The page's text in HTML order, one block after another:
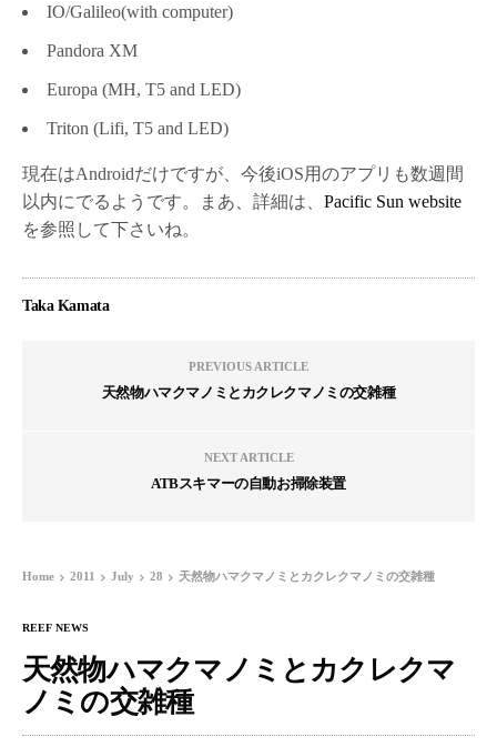
IO/Galileo(with computer)
Pandora XM
Europa (MH, T5 and LED)
Triton (Lifi, T5 and LED)
現在はAndroidだけですが、今後iOS用のアプリも数週間
以内にでるようです。まあ、詳細は、 Pacific Sun website
を参照して下さいね。
Taka Kamata
PREVIOUS ARTICLE
天然物ハマクマノミとカクレクマノミの交雑種
NEXT ARTICLE
ATBスキマーの自動お掃除装置
Home 2011 July 28 天然物ハマクマノミとカクレクマノミの交雑種
REEF NEWS
天然物ハマクマノミとカクレクマ
ノミの交雑種